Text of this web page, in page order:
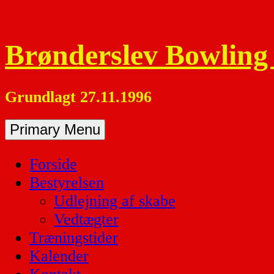
content
Brønderslev
Grundlagt 27.11.1996
Primary Menu
Forside
Bestyrelsen
Udlejning af skabe
Vedtægter
Træningstider
Kalender